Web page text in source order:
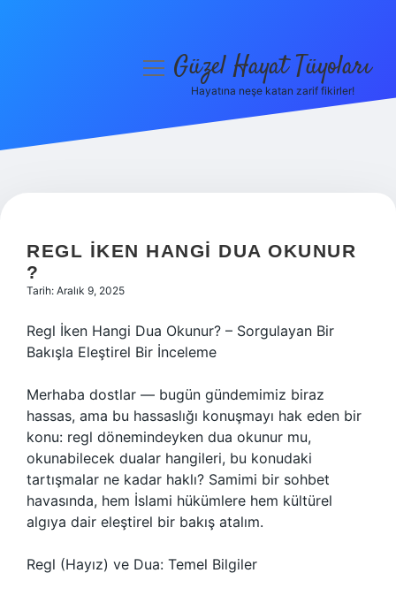
Hakkımızda
menüyüGüzel Hayat Tüyoları
Hayatına neşe katan zarif fikirler!
REGL IKEN HANGI DUA OKUNUR
?
Tarih: Aralık 9, 2025
Regl İken Hangi Dua Okunur? – Sorgulayan Bir
Bakışla Eleştirel Bir İnceleme
Merhaba dostlar — bugün gündemimiz biraz
hassas, ama bu hassaslığı konuşmayı hak eden bir
konu: regl dönemindeyken dua okunur mu,
okunabilecek dualar hangileri, bu konudaki
tartışmalar ne kadar haklı? Samimi bir sohbet
havasında, hem İslami hükümlere hem kültürel
algıya dair eleştirel bir bakış atalım.
Regl (Hayız) ve Dua: Temel Bilgiler